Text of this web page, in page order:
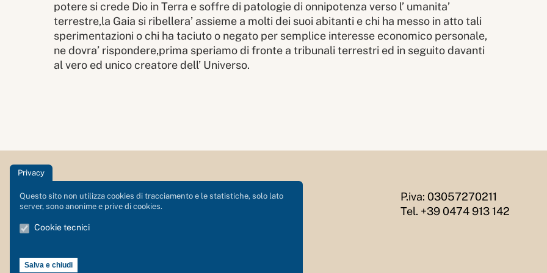
potere si crede Dio in Terra e soffre di patologie di onnipotenza verso l’ umanita’
terrestre,la Gaia si ribellera’ assieme a molti dei suoi abitanti e chi ha messo in atto tali
sperimentazioni o chi ha taciuto o negato per semplice interesse economico personale,
ne dovra’ rispondere,prima speriamo di fronte a tribunali terrestri ed in seguito davanti
al vero ed unico creatore dell’ Universo.
Centro Olistico Alta Pusteria
Via Rainer 8 - 39038
P.iva: 03057270211
Tel. +39 0474 913 142
Privacy
Questo sito non utilizza cookies di tracciamento e le statistiche, solo lato
server, sono anonime e prive di cookies.
Cookie tecnici